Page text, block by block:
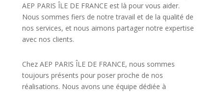
AEP PARIS ÎLE DE FRANCE est là pour vous aider.
Nous sommes fiers de notre travail et de la qualité de
nos services, et nous aimons partager notre expertise
avec nos clients.
Chez AEP PARIS ÎLE DE FRANCE, nous sommes
toujours présents pour poser proche de nos
réalisations. Nous avons une équipe dédiée à